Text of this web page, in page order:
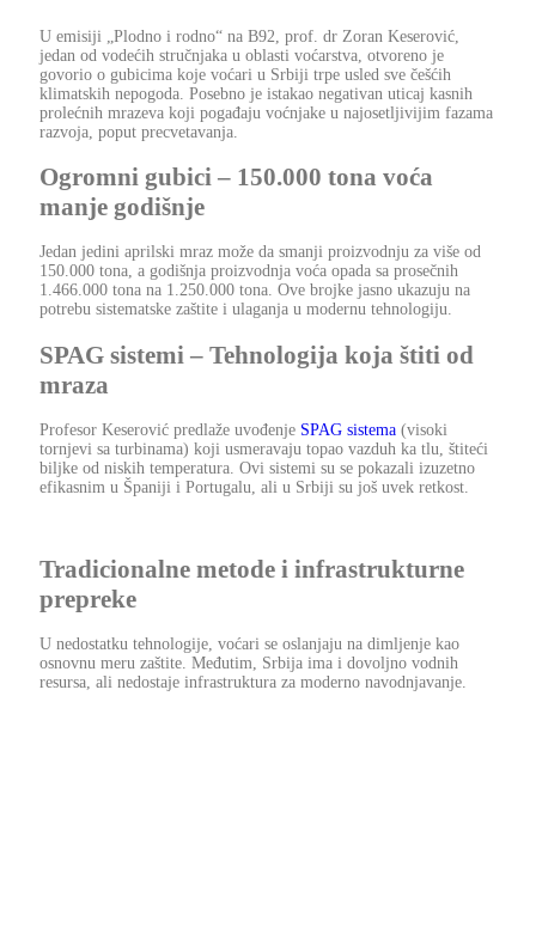
U emisiji „Plodno i rodno“ na B92, prof. dr Zoran Keserović,
jedan od vodećih stručnjaka u oblasti voćarstva, otvoreno je
govorio o gubicima koje voćari u Srbiji trpe usled sve češćih
klimatskih nepogoda. Posebno je istakao negativan uticaj kasnih
prolećnih mrazeva koji pogađaju voćnjake u najosetljivijim fazama
razvoja, poput precvetavanja.
Ogromni gubici – 150.000 tona voća
manje godišnje
Jedan jedini aprilski mraz može da smanji proizvodnju za više od
150.000 tona, a godišnja proizvodnja voća opada sa prosečnih
1.466.000 tona na 1.250.000 tona. Ove brojke jasno ukazuju na
potrebu sistematske zaštite i ulaganja u modernu tehnologiju.
SPAG sistemi – Tehnologija koja štiti od
mraza
Profesor Keserović predlaže uvođenje SPAG sistema (visoki
tornjevi sa turbinama) koji usmeravaju topao vazduh ka tlu, štiteći
biljke od niskih temperatura. Ovi sistemi su se pokazali izuzetno
efikasnim u Španiji i Portugalu, ali u Srbiji su još uvek retkost.
Tradicionalne metode i infrastrukturne
prepreke
U nedostatku tehnologije, voćari se oslanjaju na dimljenje kao
osnovnu meru zaštite. Međutim, Srbija ima i dovoljno vodnih
resursa, ali nedostaje infrastruktura za moderno navodnjavanje.